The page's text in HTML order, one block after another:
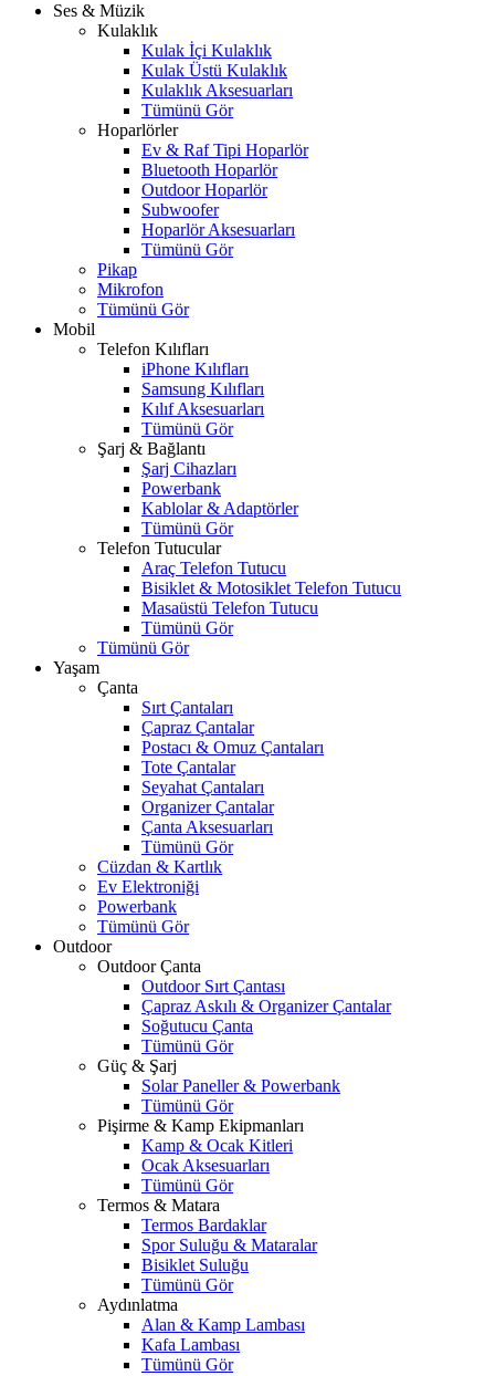
Ses & Müzik
Kulaklık
Kulak İçi Kulaklık
Kulak Üstü Kulaklık
Kulaklık Aksesuarları
Tümünü Gör
Hoparlörler
Ev & Raf Tipi Hoparlör
Bluetooth Hoparlör
Outdoor Hoparlör
Subwoofer
Hoparlör Aksesuarları
Tümünü Gör
Pikap
Mikrofon
Tümünü Gör
Mobil
Telefon Kılıfları
iPhone Kılıfları
Samsung Kılıfları
Kılıf Aksesuarları
Tümünü Gör
Şarj & Bağlantı
Şarj Cihazları
Powerbank
Kablolar & Adaptörler
Tümünü Gör
Telefon Tutucular
Araç Telefon Tutucu
Bisiklet & Motosiklet Telefon Tutucu
Masaüstü Telefon Tutucu
Tümünü Gör
Tümünü Gör
Yaşam
Çanta
Sırt Çantaları
Çapraz Çantalar
Postacı & Omuz Çantaları
Tote Çantalar
Seyahat Çantaları
Organizer Çantalar
Çanta Aksesuarları
Tümünü Gör
Cüzdan & Kartlık
Ev Elektroniği
Powerbank
Tümünü Gör
Outdoor
Outdoor Çanta
Outdoor Sırt Çantası
Çapraz Askılı & Organizer Çantalar
Soğutucu Çanta
Tümünü Gör
Güç & Şarj
Solar Paneller & Powerbank
Tümünü Gör
Pişirme & Kamp Ekipmanları
Kamp & Ocak Kitleri
Ocak Aksesuarları
Tümünü Gör
Termos & Matara
Termos Bardaklar
Spor Suluğu & Mataralar
Bisiklet Suluğu
Tümünü Gör
Aydınlatma
Alan & Kamp Lambası
Kafa Lambası
Tümünü Gör